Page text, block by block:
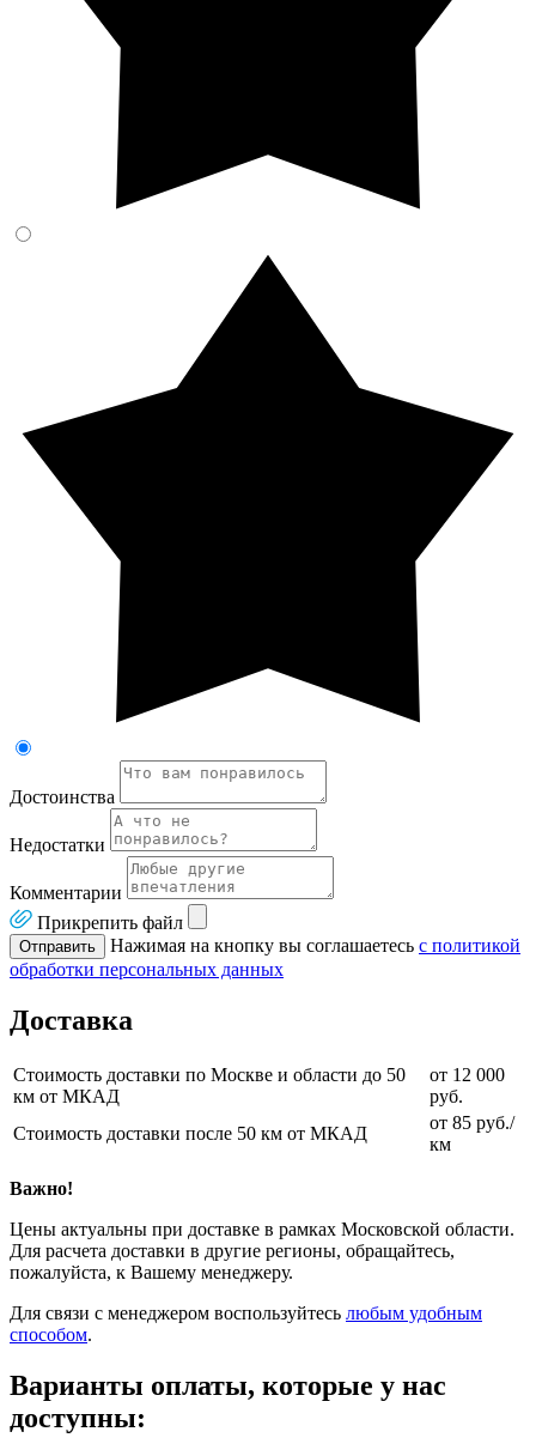
Достоинства
Недостатки
Комментарии
Прикрепить файл
Отправить Нажимая на кнопку вы соглашаетесь с политикой
обработки персональных данных
Доставка
Стоимость доставки по Москве и области до 50
км от МКАД
от 12 000
руб.
Стоимость доставки после 50 км от МКАД
от 85 руб./
км
Важно!
Цены актуальны при доставке в рамках Московской области.
Для расчета доставки в другие регионы, обращайтесь,
пожалуйста, к Вашему менеджеру.
Для связи с менеджером воспользуйтесь любым удобным
способом.
Варианты оплаты, которые у нас
доступны: